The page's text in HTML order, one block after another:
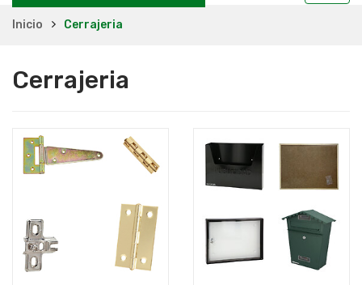
Inicio Cerrajeria
Cerrajeria